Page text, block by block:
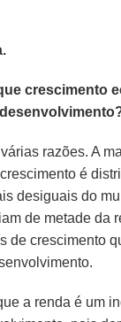
crescimento
razões. A
é
desiguais do
de metade da
de crescimento
a renda é um